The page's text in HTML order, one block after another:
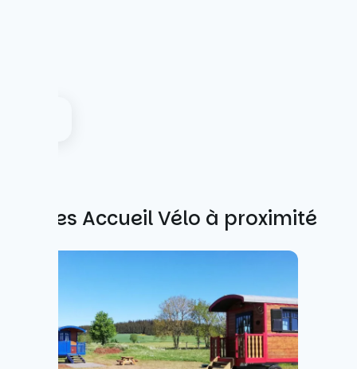
Autres Accueil Vélo à proximité